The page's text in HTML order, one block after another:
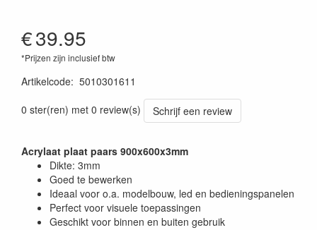
€39.95
*Prijzen zijn inclusief btw
Artikelcode: 5010301611
0 ster(ren) met 0 review(s)
Schrijf een review
Acrylaat plaat paars 900x600x3mm
Dikte: 3mm
Goed te bewerken
Ideaal voor o.a. modelbouw, led en bedieningspanelen
Perfect voor visuele toepassingen
Geschikt voor binnen en buiten gebruik